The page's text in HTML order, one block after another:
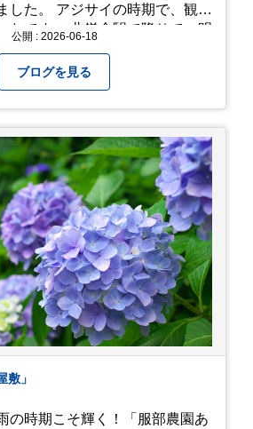
した。 アジサイの時期で、観光
たです。 北鎌倉駅で降りて、明
飯⇒鶴岡八幡宮⇒江ノ電で大仏
断念！ 明月院のアジサ
のが特に素敵だと思いました。
の修学旅行で鎌倉に行った時に
めという「玉子焼おざわ」のだ
おいしかったです。 鶴岡八幡宮
かったですが、来月は見事だろ
でお過ごし下さい。
公開 : 2026-06-18
ブログを見る
敷」
の時期こそ輝く！「服部農園あ